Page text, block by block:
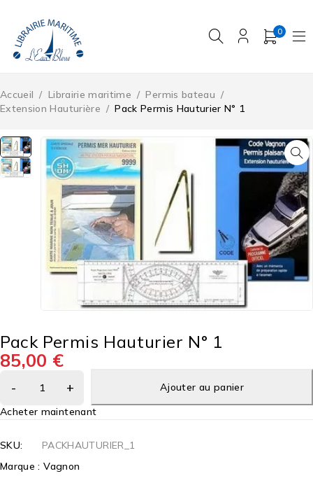
0
Accueil / Librairie maritime / Permis bateau /
Extension Hauturière / Pack Permis Hauturier N° 1
Pack Permis Hauturier N° 1
85,00 €
Ajouter au panier
Acheter maintenant
SKU:
PACKHAUTURIER_1
Marque :Vagnon